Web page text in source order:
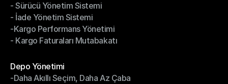
- Bildirimler & Takip
- Sürücü Yönetim Sistemi
- Sürücü Yönetim Sistemi
- İade Yönetim Sistemi
- İade Yönetim Sistemi
-Kargo Performans Yönetimi
-Kargo Performans Yönetimi
- Kargo Faturaları Mutabakatı
Depo Yönetimi
Depo Yönetimi
-Daha Akıllı Seçim, Daha Az Çaba